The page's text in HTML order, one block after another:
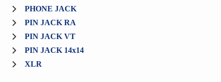
PHONE JACK
PIN JACK RA
PIN JACK VT
PIN JACK 14x14
XLR